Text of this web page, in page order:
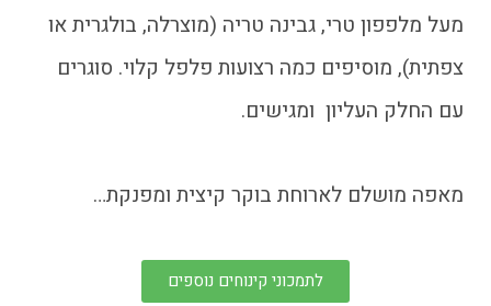
מעל מלפפון טרי, גבינה טריה (מוצרלה, בולגרית או
צפתית), מוסיפים כמה רצועות פלפל קלוי. סוגרים
עם החלק העליון ומגישים.
מאפה מושלם לארוחת בוקר קיצית ומפנקת…
לתמכוני קינוחים נוספים